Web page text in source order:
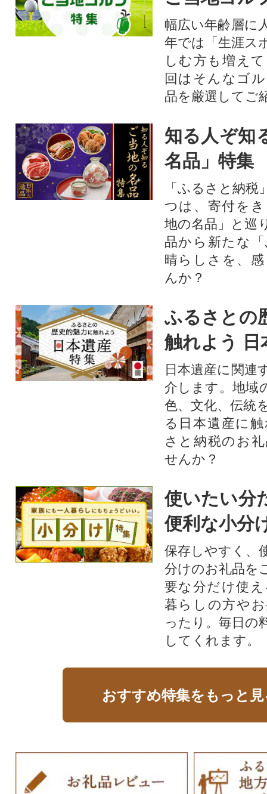
幅広い年齢層に
年では「生涯ス
しむ方も増え
回はそんなゴ
品を厳選してご
知る人ぞ知
名品」特集
「ふるさと納
つは、寄付を
地の名品」と巡
品から新たな
晴らしさを、
んか？
ふるさとの
触れよう 日
日本遺産に関連
介します。地域
色、文化、伝統
る日本遺産に
さと納税のお
せんか？​​​
使いたい分
便利な小分
保存しやすく、
分けのお礼品を
要な分だけ使
暮らしの方や
ったり。毎日の
してくれます。
おすすめ特集をもっと